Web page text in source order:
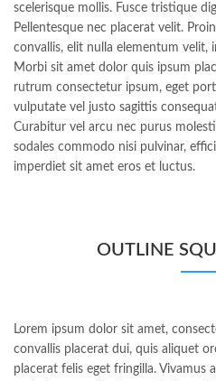
scelerisque mollis. Fusce tristique
Pellentesque nec placerat velit.
convallis, elit nulla elementum velit,
Morbi sit amet dolor quis ipsum
rutrum consectetur ipsum, eget
vulputate vel justo sagittis
Curabitur vel arcu nec purus
sodales commodo nisi pulvinar,
imperdiet sit amet eros et luctus.
OUTLINE
Lorem ipsum dolor sit amet,
convallis placerat dui, quis aliquet
placerat felis eget fringilla. Vivamus